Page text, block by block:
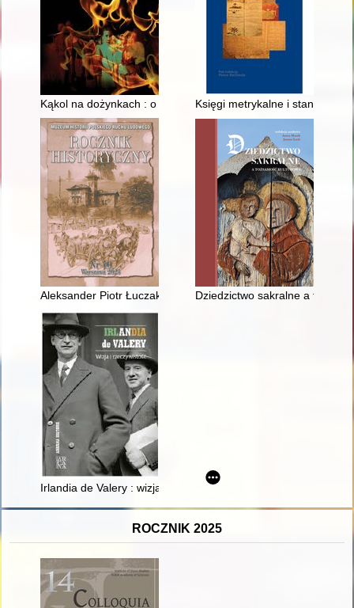
Kąkol na dożynkach : o Polakach ocalałych z ukraińskiego
Księgi metrykalne i stanu
Aleksander Piotr Łuczak 1943-2023Dziedzictwo sakralne a
Irlandia de Valery : wizja i rzeczywistość
ROCZNIK 2025